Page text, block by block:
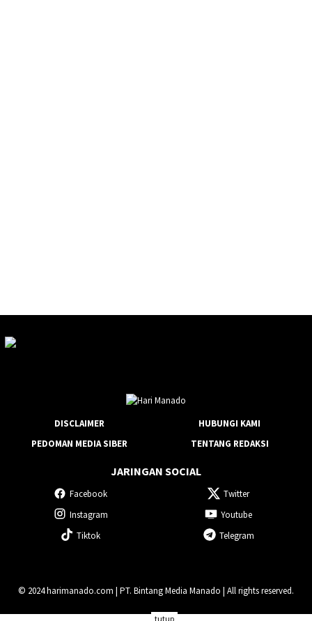
DISCLAIMER
HUBUNGI KAMI
PEDOMAN MEDIA SIBER
TENTANG REDAKSI
JARINGAN SOCIAL
Facebook
Twitter
Instagram
Youtube
Tiktok
Telegram
© 2024 harimanado.com | PT. Bintang Media Manado | All rights reserved.
tutup